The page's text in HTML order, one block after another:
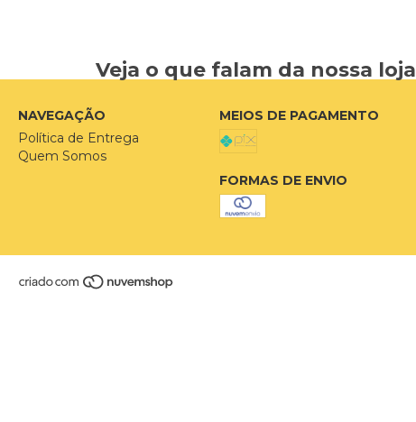
Veja o que falam da nossa loja
NAVEGAÇÃO
Política de Entrega
Quem Somos
MEIOS DE PAGAMENTO
FORMAS DE ENVIO